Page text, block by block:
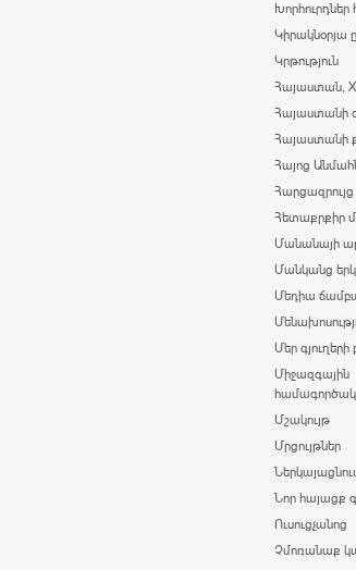
Խորհուրդներ
Կիրակնօրյա
Կրթություն
Հայաստան,
Հայաստանի
Հայաստանի
Հայոց
Հարցազրույց
Հետաքրքիր
Մանանայի
Մանկանց
Մեդիա
Մեր
Միջազգային
Մշակույթ
Մրցույթներ
Նոր հայացք
Ուսուցչանոց
Չմոռանաք